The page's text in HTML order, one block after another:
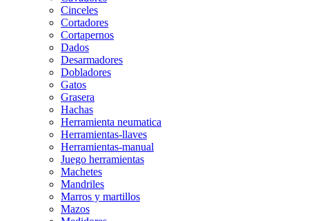
Cinceles
Cortadores
Cortapernos
Dados
Desarmadores
Dobladores
Gatos
Grasera
Hachas
Herramienta neumatica
Herramientas-llaves
Herramientas-manual
Juego herramientas
Machetes
Mandriles
Marros y martillos
Mazos